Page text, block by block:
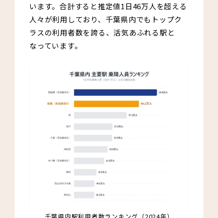
います。合計すると推定値1日46万人を超える
人々が利用しており、千葉県内でもトップク
ラスの利用者数を誇る、活気あふれる駅と
なっています。